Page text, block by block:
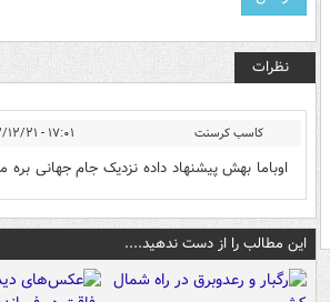
نظرات
کاسب کرسنت ۱۷:۰۱ - ۱۳۹۲/۱۲/۲۱
اوباما بهش پیشنهاد داده نزدیک جام جهانی بره
این مطالب را از دست ندهید....